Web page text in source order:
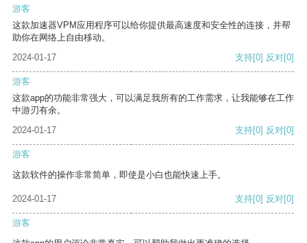
游客
这款加速器VPM应用程序可以给你提供最高速度和安全性的连接，并帮
助你在网络上自由移动。
2024-01-17
支持[0] 反对[0]
游客
这款app的功能非常强大，可以满足我所有的工作需求，让我能够在工作
中游刃有余。
2024-01-17
支持[0] 反对[0]
游客
这款软件的操作非常简单，即使是小白也能快速上手。
2024-01-17 支持[0] 反对[0]
游客